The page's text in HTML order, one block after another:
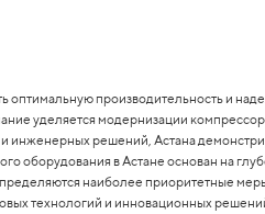
оптимальную производительность и
уделяется модернизации
инженерных решений, Астана
оборудования в Астане основан на
наиболее приоритетные
технологий и инновационных